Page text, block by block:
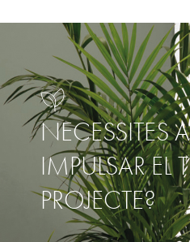
NECESSITES
IMPULSAR EL
PROJECTE?